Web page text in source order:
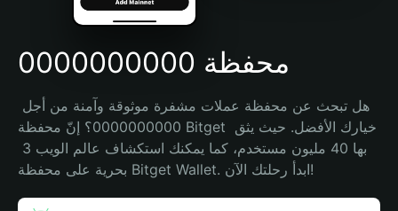
Español (Argentina)
محفظة 0000000000
0000000000؟ إنّ محفظة Bitget خيارك الأفضل. حيث يثق
بحرية على محفظة Bitget Wallet. ابدأ رحلتك الآن!